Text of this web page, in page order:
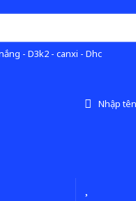
- D3k2 - canxi - Dhc
Nhập